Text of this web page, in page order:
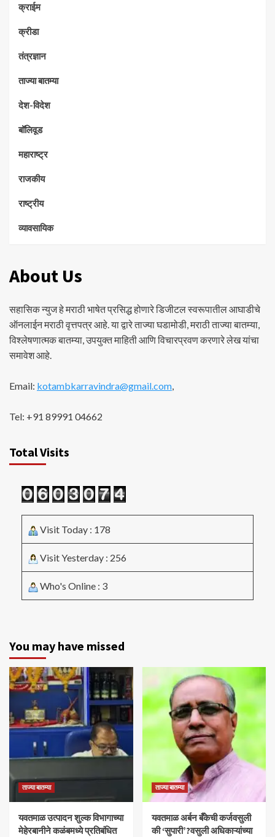
क्राईम
क्रीडा
तंत्रज्ञान
ताज्या बातम्या
देश-विदेश
बॉलिवूड
महाराष्ट्र
राजकीय
राष्ट्रीय
व्यावसायिक
About Us
सहासिक न्युज हे मराठी भाषेत प्रसिद्ध होणारे डिजीटल स्वरूपातील आघाडीचे
ऑनलाईन मराठी वृत्तपत्र आहे. या द्वारे ताज्या घडामोडी, मराठी ताज्या बातम्या,
विश्लेषणात्मक बातम्या, उपयुक्त माहिती आणि विचारप्रवण करणारे लेख यांचा
समावेश आहे.
Email: kotambkarravindra@gmail.com
Tel: +91 89991 04662
Total Visits
Visit Today : 178
Visit Yesterday : 256
Who's Online : 3
You may have missed
ताज्या बातम्या
यवतमाळ उत्पादन शुल्क विभागाच्या
मेहेरबानीने कळंबमध्ये प्रतिबंधित
ताज्या बातम्या
​यवतमाळ अर्बन बँकेची कर्जवसुली
की ‘सुपारी’?वसुली अधिकाऱ्यांच्या